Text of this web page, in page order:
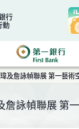
行
動
單
及詹詠幀聯展 第一藝術
詹詠幀聯展 第